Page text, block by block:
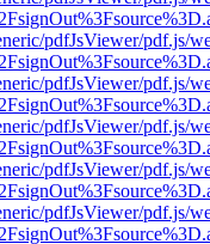
pdfJsViewer/pdf.js/
pdfJsViewer/pdf.js/
pdfJsViewer/pdf.js/
pdfJsViewer/pdf.js/
pdfJsViewer/pdf.js/